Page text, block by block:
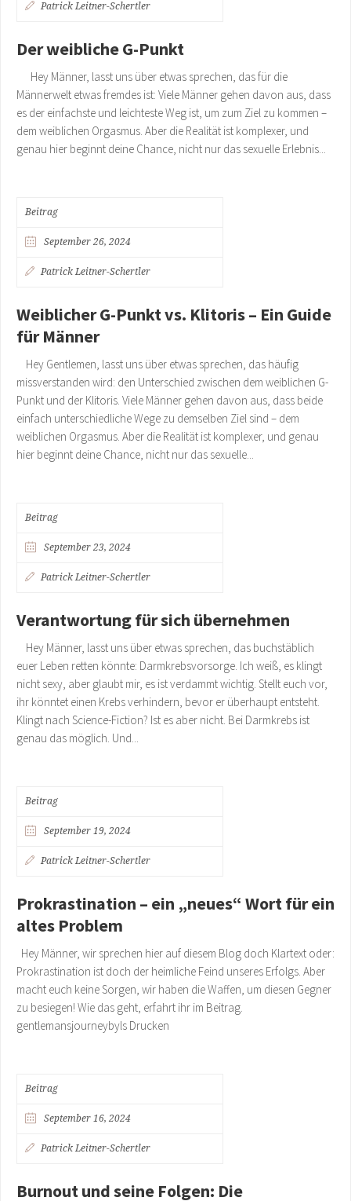
Patrick Leitner-Schertler
Der weibliche G-Punkt
Hey Männer, lasst uns über etwas sprechen, das für die
Männerwelt etwas fremdes ist: Viele Männer gehen davon aus, dass
es der einfachste und leichteste Weg ist, um zum Ziel zu kommen –
dem weiblichen Orgasmus. Aber die Realität ist komplexer, und
genau hier beginnt deine Chance, nicht nur das sexuelle Erlebnis...
Beitrag
September 26, 2024
Patrick Leitner-Schertler
Weiblicher G-Punkt vs. Klitoris – Ein Guide
für Männer
Hey Gentlemen, lasst uns über etwas sprechen, das häufig
missverstanden wird: den Unterschied zwischen dem weiblichen G-
Punkt und der Klitoris. Viele Männer gehen davon aus, dass beide
einfach unterschiedliche Wege zu demselben Ziel sind – dem
weiblichen Orgasmus. Aber die Realität ist komplexer, und genau
hier beginnt deine Chance, nicht nur das sexuelle...
Beitrag
September 23, 2024
Patrick Leitner-Schertler
Verantwortung für sich übernehmen
Hey Männer, lasst uns über etwas sprechen, das buchstäblich
euer Leben retten könnte: Darmkrebsvorsorge. Ich weiß, es klingt
nicht sexy, aber glaubt mir, es ist verdammt wichtig. Stellt euch vor,
ihr könntet einen Krebs verhindern, bevor er überhaupt entsteht.
Klingt nach Science-Fiction? Ist es aber nicht. Bei Darmkrebs ist
genau das möglich. Und...
Beitrag
September 19, 2024
Patrick Leitner-Schertler
Prokrastination – ein „neues“ Wort für ein
altes Problem
Hey Männer, wir sprechen hier auf diesem Blog doch Klartext oder:
Prokrastination ist doch der heimliche Feind unseres Erfolgs. Aber
macht euch keine Sorgen, wir haben die Waffen, um diesen Gegner
zu besiegen! Wie das geht, erfahrt ihr im Beitrag.
gentlemansjourneybyls Drucken
Beitrag
September 16, 2024
Patrick Leitner-Schertler
Burnout und seine Folgen: Die